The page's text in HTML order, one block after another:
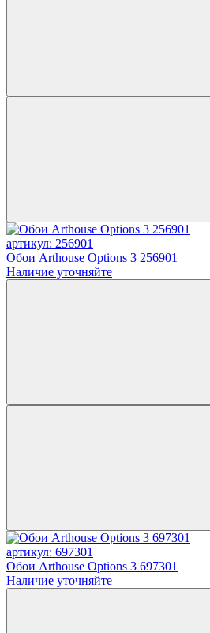
артикул: 256901
Обои Arthouse Options 3 256901
Наличие уточняйте
артикул: 697301
Обои Arthouse Options 3 697301
Наличие уточняйте